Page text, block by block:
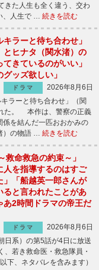
た人生も全く違う、交わ
、人生で … 続きを読む
キラーと待ち合わせ」
とヒナタ（関水渚）の
きているのがいい」
グッズ欲しい」
ドラマ
2026年8月6日
ラーと待ち合わせ」（関
た。 本作は、警察の正義
を結んだ一匹おおかみの
）の物語 … 続きを読む
救命救急の約束～」
人を指導するのはすご
」「船越英一郎さんが
ると言われたことがあ
あ2時間ドラマの帝王だ
ドラマ
2026年8月6日
日系）の第5話が4日に放送
若き救命医・救急隊員・
下、ネタバレを含みます）